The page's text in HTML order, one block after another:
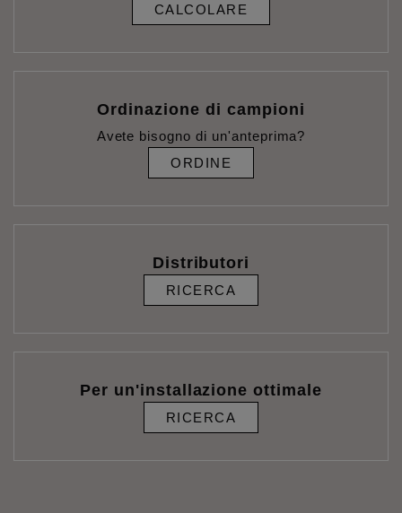
CALCOLARE
Ordinazione di campioni
Avete bisogno di un'anteprima?
ORDINE
Distributori
RICERCA
Per un'installazione ottimale
RICERCA